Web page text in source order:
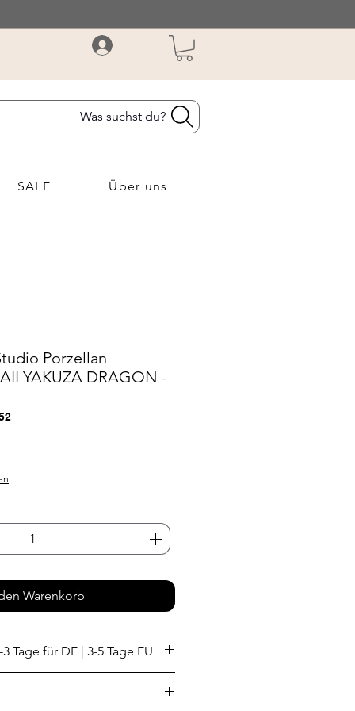
Was suchst du?
SALE Über uns
Porzellan
YAKUZA DRAGON -
Warenkorb
Tage für DE | 3-5 Tage EU